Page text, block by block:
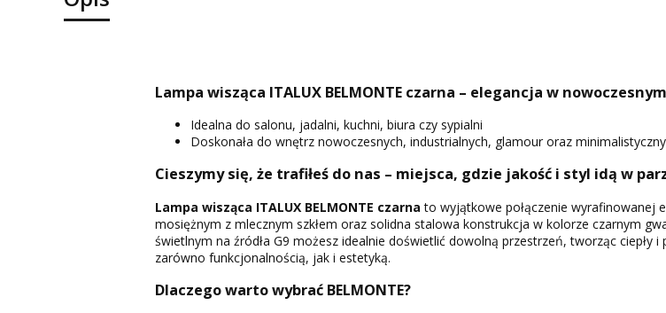
Lampa wisząca ITALUX BELMONTE czarna – elegancja w
Idealna do salonu, jadalni, kuchni, biura czy sypialni
Doskonała do wnętrz nowoczesnych, industrialnych, glamour oraz
Cieszymy się, że trafiłeś do nas – miejsca, gdzie jakość i styl idą w
Lampa wisząca ITALUX BELMONTE czarna to wyjątkowe połączenie wyrafinowanej
mosiężnym z mlecznym szkłem oraz solidna stalowa konstrukcja w kolorze czarnym
świetlnym na źródła G9 możesz idealnie doświetlić dowolną przestrzeń, tworząc
zarówno funkcjonalnością, jak i estetyką.
Dlaczego warto wybrać BELMONTE?